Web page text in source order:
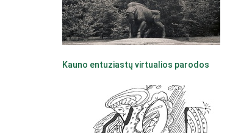
Kauno entuziastų virtualios parodos